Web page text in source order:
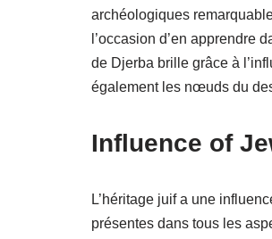
archéologiques
l’occasion d’en apprendre
de Djerba brille grâce à
également les nœuds du
Influence of
L’héritage juif a une
présentes dans tous les